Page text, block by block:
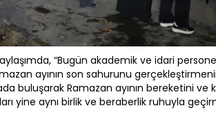
“Bugün akademik ve idari
ayının son sahurunu
buluşarak Ramazan ayının bereketini ve
yine aynı birlik ve beraberlik ruhuyla